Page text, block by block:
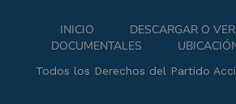
INICIO
DESCARGAR O
DOCUMENTALES
Todos los Derechos del Partido